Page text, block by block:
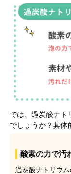
では、過炭酸ナト
でしょうか？具体
酸素の力で汚
過炭酸ナトリウ